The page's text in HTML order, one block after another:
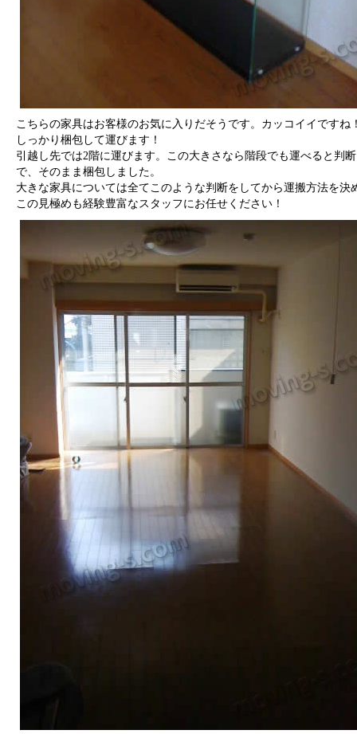
こちらの家具はお客様のお気に入りだそうです。カッコイイですね
しっかり梱包して運びます！
引越し先では2階に運びます。この大きさなら階段でも運べると判
で、そのまま梱包しました。
大きな家具については全てこのような判断をしてから運搬方法を決
この見極めも経験豊富なスタッフにお任せください！